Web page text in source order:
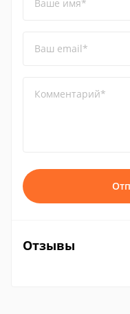
Ваше имя*
Ваш email*
Комментарий*
Отзывы